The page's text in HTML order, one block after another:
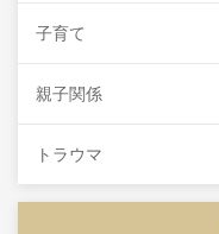
子育て
親子関係
トラウマ